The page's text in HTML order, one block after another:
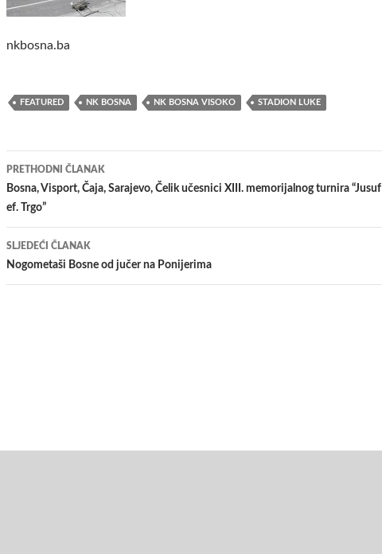
nkbosna.ba
FEATURED NK BOSNA NK BOSNA VISOKO STADION LUKE
Navigacija
članaka
PRETHODNI ČLANAK
Bosna, Visport, Čaja, Sarajevo, Čelik učesnici XIII. memorijalnog turnira “Jusuf
ef. Trgo”
SLJEDEĆI ČLANAK
Nogometaši Bosne od jučer na Ponijerima